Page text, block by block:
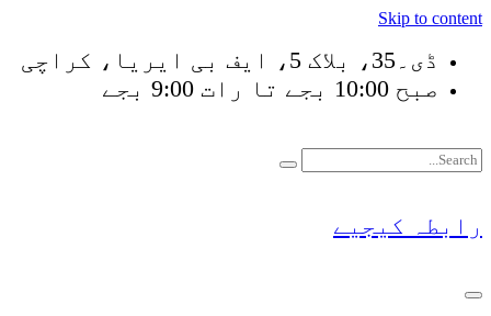
Skip to content
ڈی۔35، بلاک 5، ایف بی ایریا، کراچی
صبح 10:00 بجے تا رات 9:00 بجے
رابطہ کیجیے